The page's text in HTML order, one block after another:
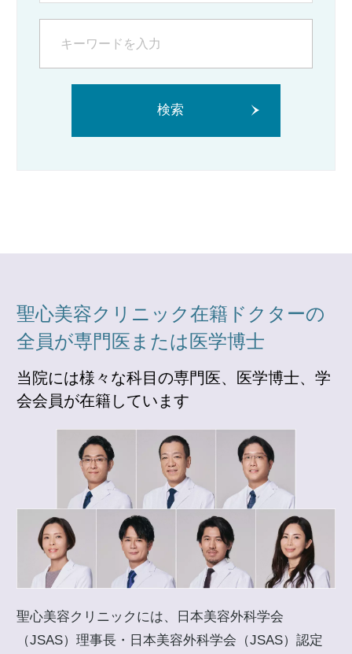
検索
聖心美容クリニック在籍ドクターの
全員が専門医または医学博士
当院には様々な科目の専門医、医学博士、学
会会員が在籍しています
聖心美容クリニックには、日本美容外科学会
（JSAS）理事長・日本美容外科学会（JSAS）認定